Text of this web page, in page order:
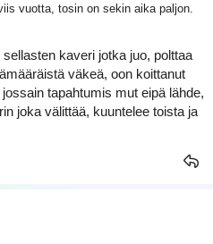
vuotta, tosin on sekin aika paljon.
kaveri jotka juo, polttaa
väkeä, oon koittanut
tapahtumis mut eipä lähde,
joka välittää, kuuntelee toista ja